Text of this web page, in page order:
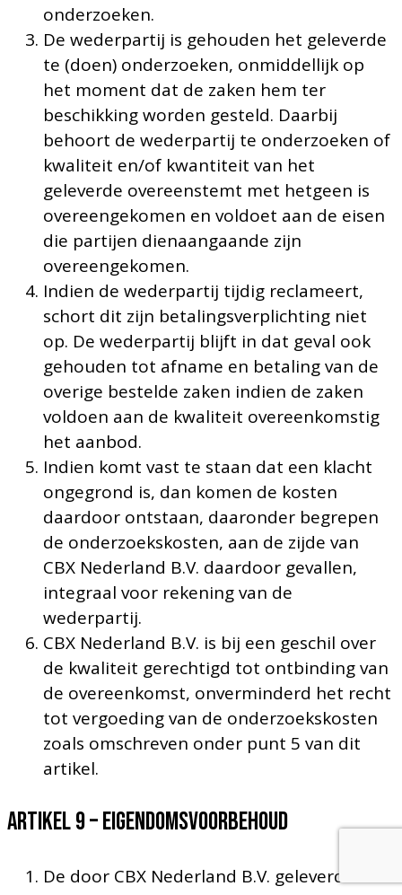
onderzoeken.
De wederpartij is gehouden het geleverde
te (doen) onderzoeken, onmiddellijk op
het moment dat de zaken hem ter
beschikking worden gesteld. Daarbij
behoort de wederpartij te onderzoeken of
kwaliteit en/of kwantiteit van het
geleverde overeenstemt met hetgeen is
overeengekomen en voldoet aan de eisen
die partijen dienaangaande zijn
overeengekomen.
Indien de wederpartij tijdig reclameert,
schort dit zijn betalingsverplichting niet
op. De wederpartij blijft in dat geval ook
gehouden tot afname en betaling van de
overige bestelde zaken indien de zaken
voldoen aan de kwaliteit overeenkomstig
het aanbod.
Indien komt vast te staan dat een klacht
ongegrond is, dan komen de kosten
daardoor ontstaan, daaronder begrepen
de onderzoekskosten, aan de zijde van
CBX Nederland B.V. daardoor gevallen,
integraal voor rekening van de
wederpartij.
CBX Nederland B.V. is bij een geschil over
de kwaliteit gerechtigd tot ontbinding van
de overeenkomst, onverminderd het recht
tot vergoeding van de onderzoekskosten
zoals omschreven onder punt 5 van dit
artikel.
Artikel 9 – EIGENDOMSVOORBEHOUD
De door CBX Nederland B.V. geleverde